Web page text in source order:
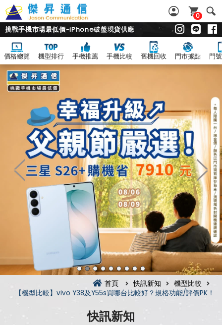
0
挑戰手機市場最低價~iPhone破盤現貨供應
價格總覽 機型排行 手機推薦 手機比較 舊機回收 門市據點 門
首頁 快訊新知
機型比較
【機型比較】vivo Y38及Y55s買哪台比較好？規格功能/評價PK！
快訊新知